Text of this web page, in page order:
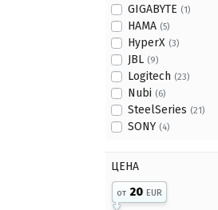
GIGABYTE (1)
HAMA (5)
HyperX (3)
JBL (9)
Logitech (23)
Nubi (6)
SteelSeries (21)
SONY (4)
ЦЕНА
от 20 EUR